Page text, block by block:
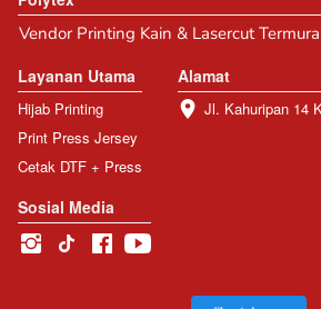
Vendor Printing Kain & Lasercut
Layanan Utama
Hijab Printing
Print Press Jersey
Cetak DTF + Press
Alamat
Jl. Kahuripan 14
Sosial Media